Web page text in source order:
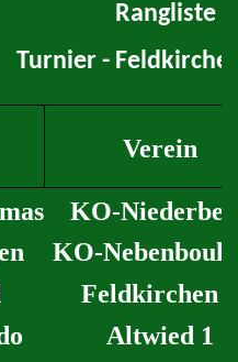
Rangliste
Turnier -
Verein
KO-
KO-
Feldkirchen 5
Altwied 1